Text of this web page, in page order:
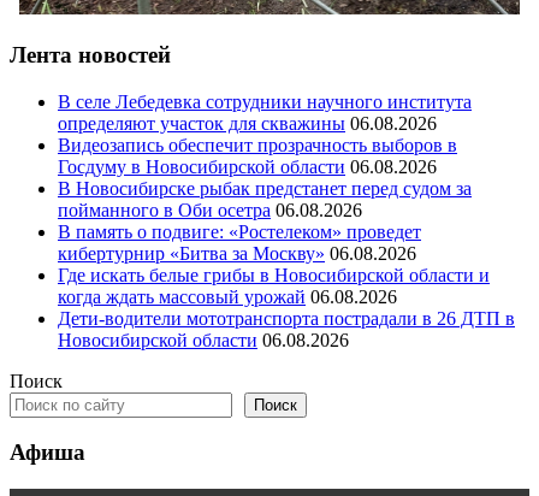
Лента новостей
В селе Лебедевка сотрудники научного института
определяют участок для скважины 06.08.2026
Видеозапись обеспечит прозрачность выборов в
Госдуму в Новосибирской области 06.08.2026
В Новосибирске рыбак предстанет перед судом за
пойманного в Оби осетра 06.08.2026
В память о подвиге: «Ростелеком» проведет
кибертурнир «Битва за Москву» 06.08.2026
Где искать белые грибы в Новосибирской области и
когда ждать массовый урожай 06.08.2026
Дети-водители мототранспорта пострадали в 26 ДТП в
Новосибирской области 06.08.2026
Поиск
Поиск
Афиша